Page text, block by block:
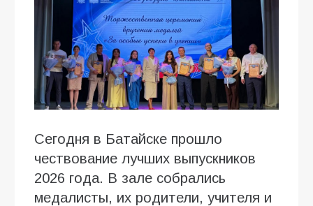
Сегодня в Батайске прошло
чествование лучших выпускников
2026 года. В зале собрались
медалисты, их родители, учителя и